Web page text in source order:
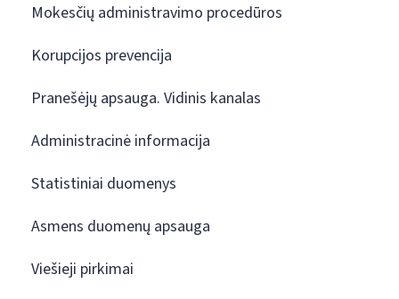
Mokesčių administravimo procedūros
Korupcijos prevencija
Pranešėjų apsauga. Vidinis kanalas
Administracinė informacija
Statistiniai duomenys
Asmens duomenų apsauga
Viešieji pirkimai